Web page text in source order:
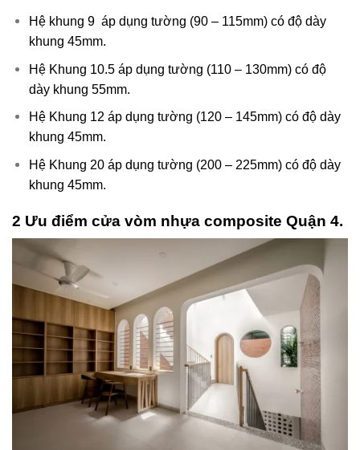
Hệ khung 9 áp dụng tường (90 – 115mm) có độ dày
khung 45mm.
Hệ Khung 10.5 áp dụng tường (110 – 130mm) có độ
dày khung 55mm.
Hệ Khung 12 áp dụng tường (120 – 145mm) có độ dày
khung 45mm.
Hệ Khung 20 áp dụng tường (200 – 225mm) có độ dày
khung 45mm.
2 Ưu điểm cửa vòm nhựa composite Quận 4.